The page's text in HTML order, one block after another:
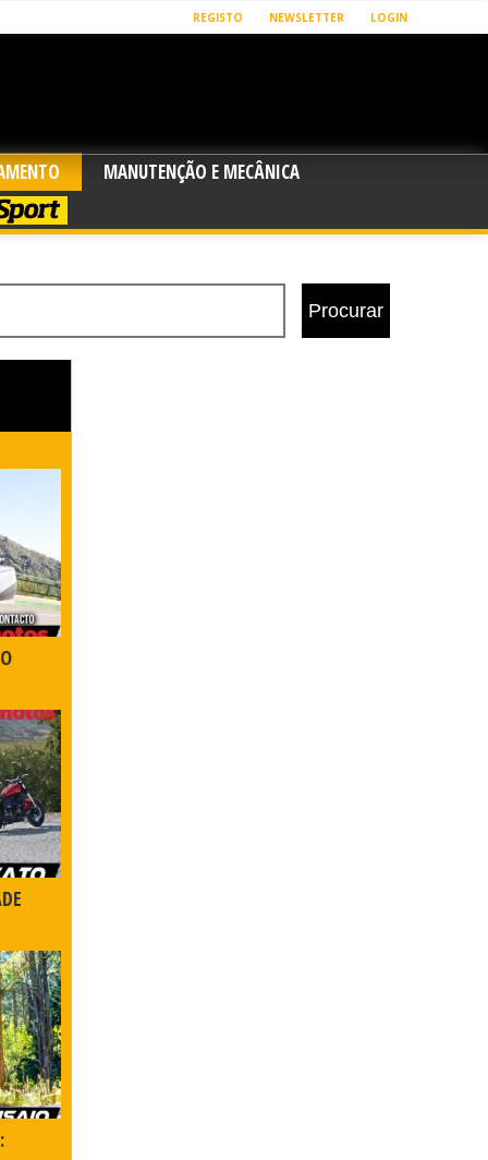
REGISTO NEWSLETTER LOGIN
MANUTENÇÃO E MECÂNICA
Procurar